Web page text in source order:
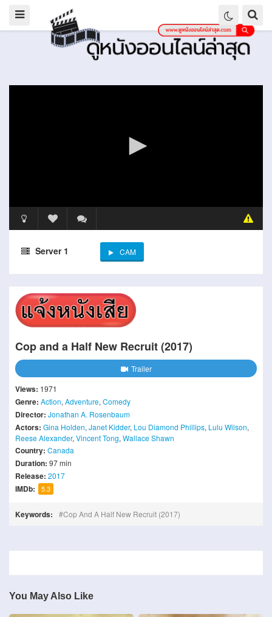
Server 1 CAM
Cop and a Half New Recruit (2017)
Trailer
Views: 1971
Genre: Action, Adventure, Comedy
Director: Jonathan A. Rosenbaum
Actors: Gina Holden, Janet Kidder, Lou Diamond Phillips, Lulu Wilson,
Reese Alexander, Vincent Tong, Wallace Shawn
Country: Canada
Duration: 97 min
Release: 2017
IMDb: 5.3
Keywords: Cop And A Half New Recruit (2017)
You May Also Like